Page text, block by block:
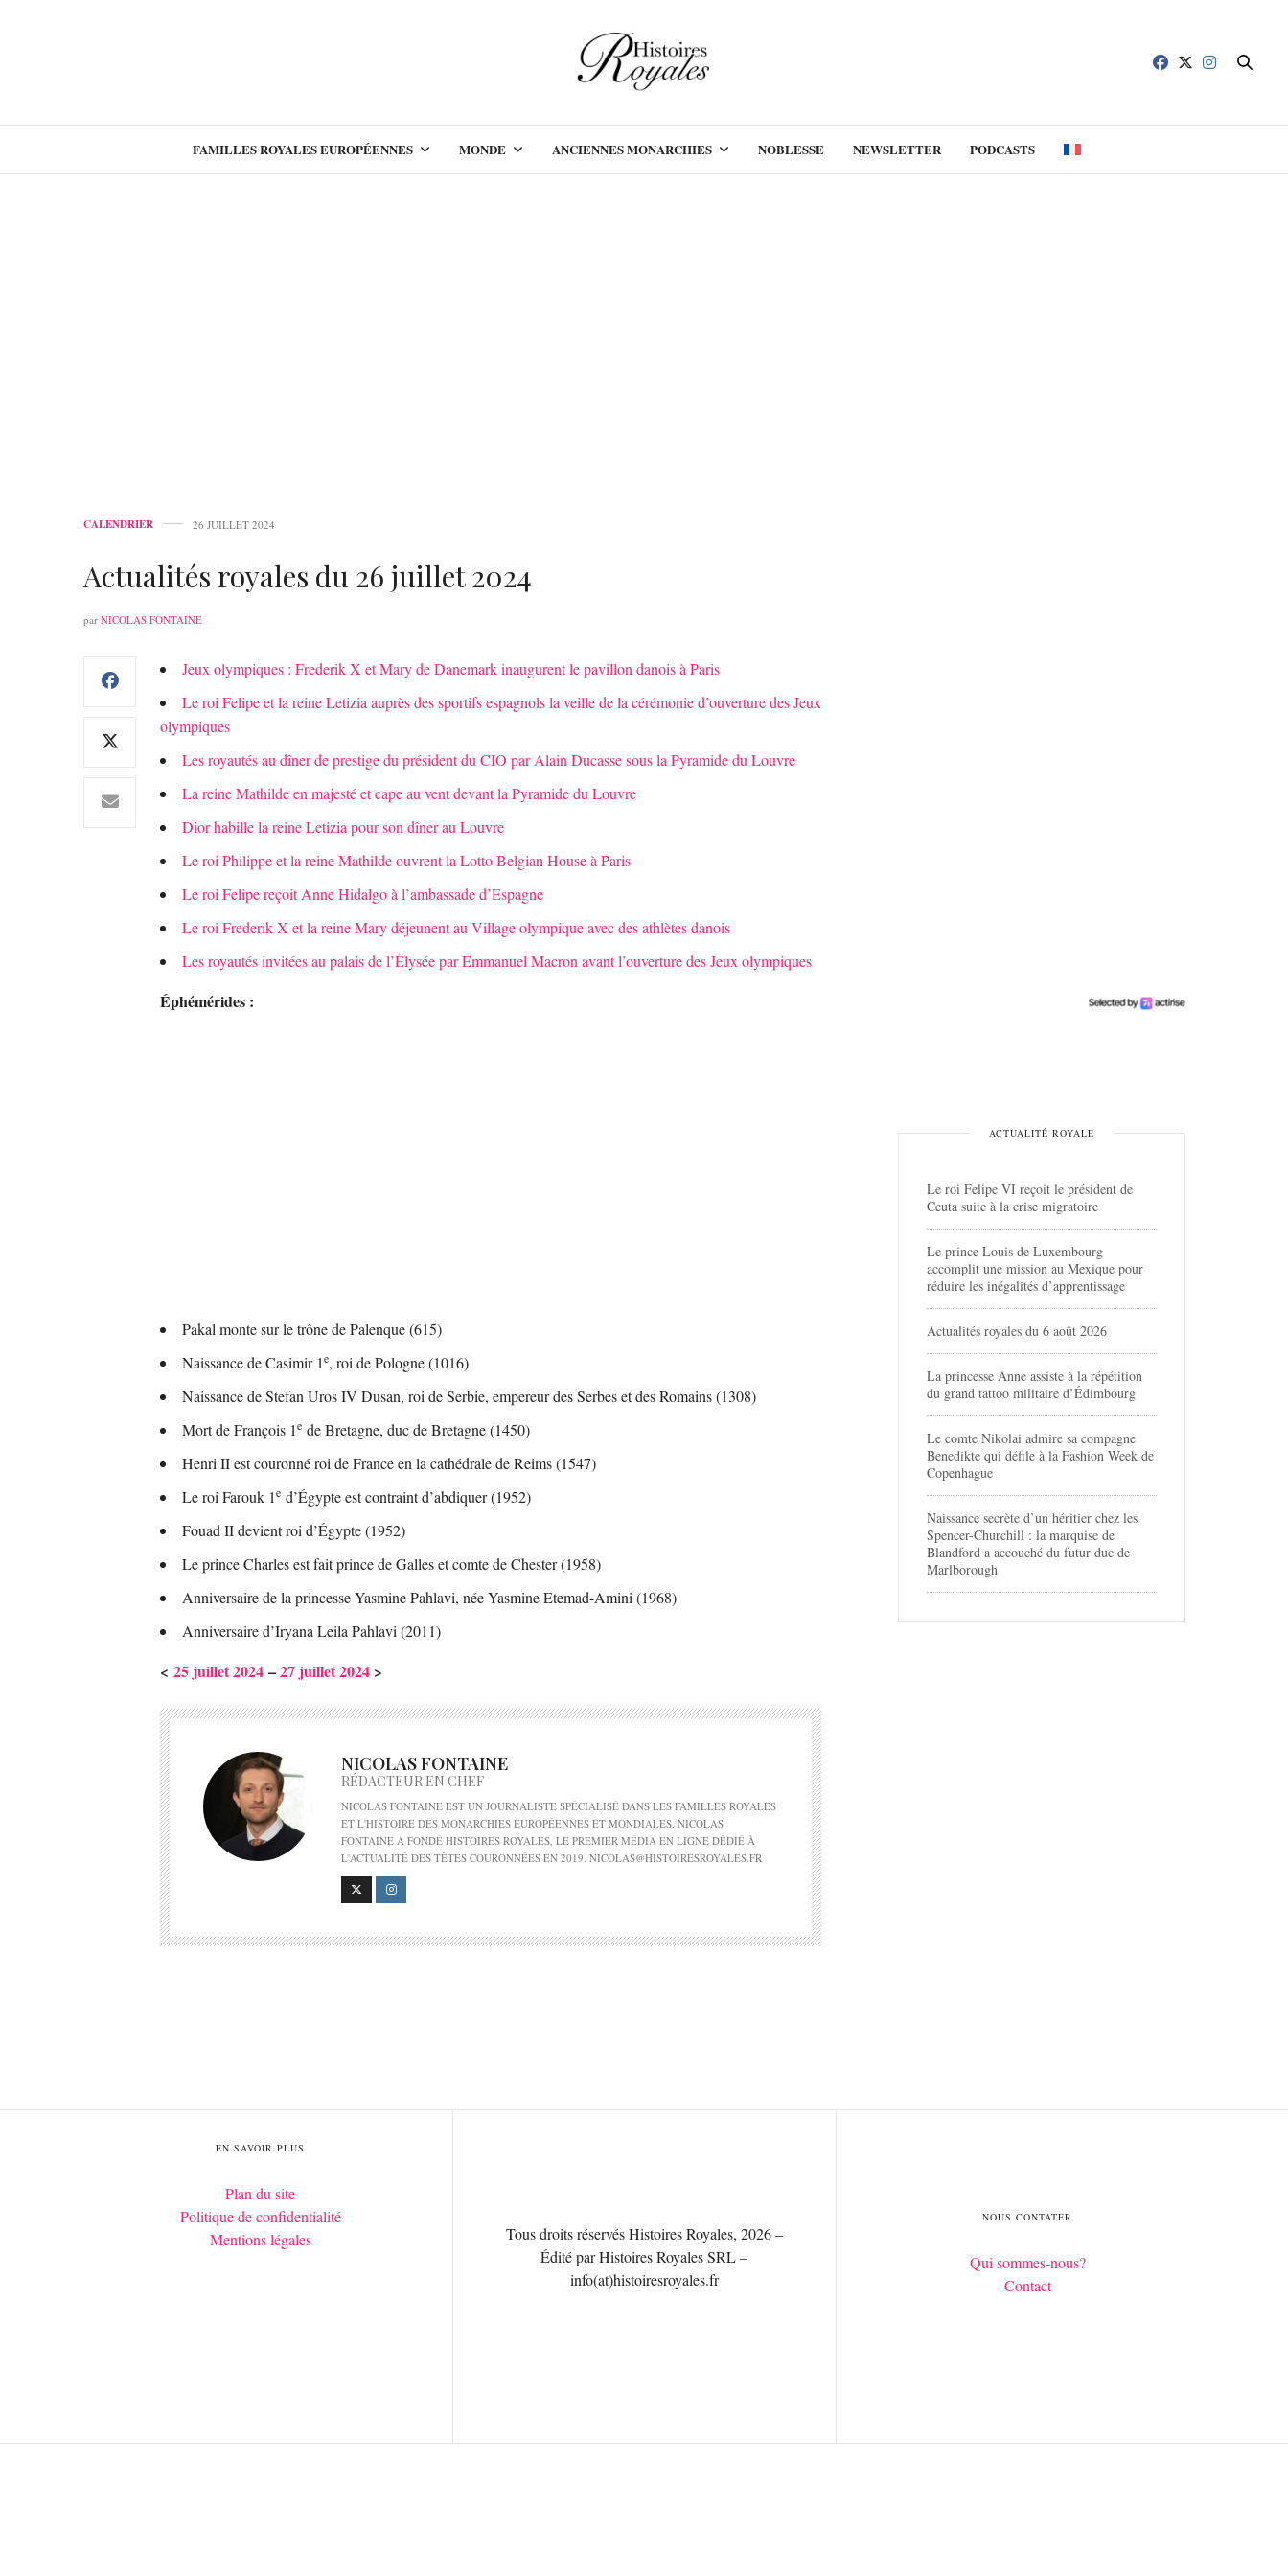
FAMILLES ROYALES EUROPÉENNES MONDE ANCIENNES MONARCHIES NOBLESSE NEWSLETTER PODCASTS
CALENDRIER 26 JUILLET 2024
Actualités royales du 26 juillet 2024
par NICOLAS FONTAINE
Jeux olympiques : Frederik X et Mary de Danemark inaugurent le pavillon danois à Paris
Le roi Felipe et la reine Letizia auprès des sportifs espagnols la veille de la cérémonie d’ouverture des Jeux
olympiques
Les royautés au dîner de prestige du président du CIO par Alain Ducasse sous la Pyramide du Louvre
La reine Mathilde en majesté et cape au vent devant la Pyramide du Louvre
Dior habille la reine Letizia pour son dîner au Louvre
Le roi Philippe et la reine Mathilde ouvrent la Lotto Belgian House à Paris
Le roi Felipe reçoit Anne Hidalgo à l’ambassade d’Espagne
Le roi Frederik X et la reine Mary déjeunent au Village olympique avec des athlètes danois
Les royautés invitées au palais de l’Élysée par Emmanuel Macron avant l’ouverture des Jeux olympiques
Éphémérides :
Pakal monte sur le trône de Palenque (615)
Naissance de Casimir 1e, roi de Pologne (1016)
Naissance de Stefan Uros IV Dusan, roi de Serbie, empereur des Serbes et des Romains (1308)
Mort de François 1e de Bretagne, duc de Bretagne (1450)
Henri II est couronné roi de France en la cathédrale de Reims (1547)
Le roi Farouk 1e d’Égypte est contraint d’abdiquer (1952)
Fouad II devient roi d’Égypte (1952)
Le prince Charles est fait prince de Galles et comte de Chester (1958)
Anniversaire de la princesse Yasmine Pahlavi, née Yasmine Etemad-Amini (1968)
Anniversaire d’Iryana Leila Pahlavi (2011)
< 25 juillet 2024 –27 juillet 2024 >
NICOLAS FONTAINE
RÉDACTEUR EN CHEF
NICOLAS FONTAINE EST UN JOURNALISTE SPÉCIALISÉ DANS LES FAMILLES ROYALES
ET L'HISTOIRE DES MONARCHIES EUROPÉENNES ET MONDIALES. NICOLAS
FONTAINE A FONDÉ HISTOIRES ROYALES, LE PREMIER MÉDIA EN LIGNE DÉDIÉ À
L'ACTUALITÉ DES TÊTES COURONNÉES EN 2019. NICOLAS@HISTOIRESROYALES.FR
ACTUALITÉ ROYALE
Le roi Felipe VI reçoit le président de
Ceuta suite à la crise migratoire
Le prince Louis de Luxembourg
accomplit une mission au Mexique pour
réduire les inégalités d’apprentissage
Actualités royales du 6 août 2026
La princesse Anne assiste à la répétition
du grand tattoo militaire d’Édimbourg
Le comte Nikolai admire sa compagne
Benedikte qui défile à la Fashion Week de
Copenhague
Naissance secrète d’un héritier chez les
Spencer-Churchill : la marquise de
Blandford a accouché du futur duc de
Marlborough
EN SAVOIR PLUS
Plan du site
Politique de confidentialité
Mentions légales
Tous droits réservés Histoires Royales, 2026 –
Édité par Histoires Royales SRL –
info(at)histoiresroyales.fr
NOUS CONTATER
Qui sommes-nous?
Contact